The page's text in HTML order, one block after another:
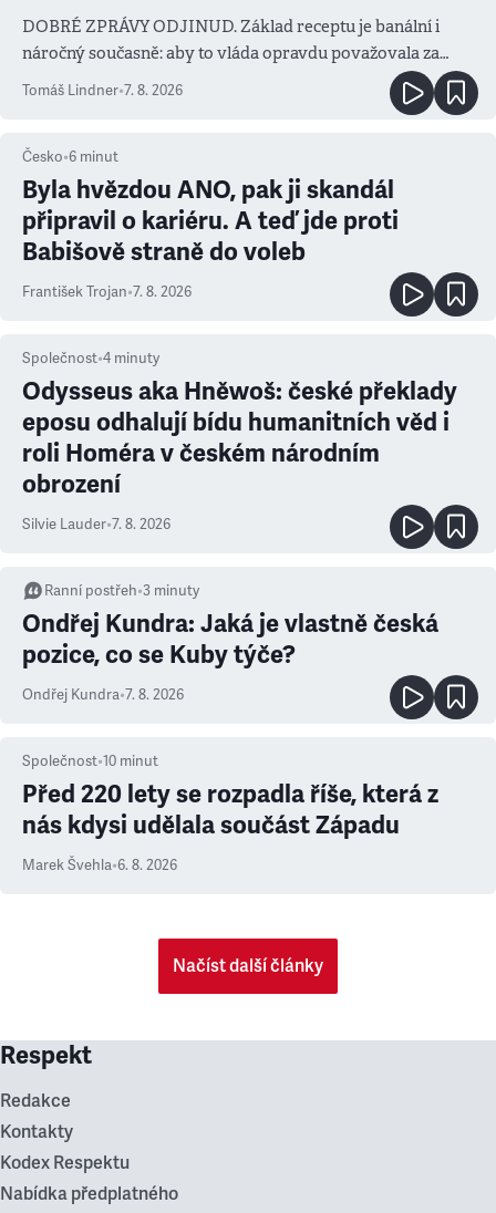
DOBRÉ ZPRÁVY ODJINUD. Základ receptu je banální i
náročný současně: aby to vláda opravdu považovala za
prioritu
Tomáš Lindner•7. 8. 2026
Česko•6 minut
Byla hvězdou ANO, pak ji skandál
připravil o kariéru. A teď jde proti
Babišově straně do voleb
František Trojan•7. 8. 2026
Společnost•4 minuty
Odysseus aka Hněwoš: české překlady
eposu odhalují bídu humanitních věd i
roli Homéra v českém národním
obrození
Silvie Lauder•7. 8. 2026
Ranní postřeh•3 minuty
Ondřej Kundra: Jaká je vlastně česká
pozice, co se Kuby týče?
Ondřej Kundra•7. 8. 2026
Společnost•10 minut
Před 220 lety se rozpadla říše, která z
nás kdysi udělala součást Západu
Marek Švehla•6. 8. 2026
Načíst další články
Respekt
Redakce
Kontakty
Kodex Respektu
Nabídka předplatného